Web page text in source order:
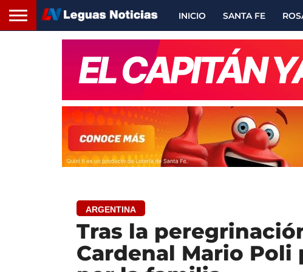
INICIO SANTA FE
ARGENTINA
Tras la
Cardenal Mario